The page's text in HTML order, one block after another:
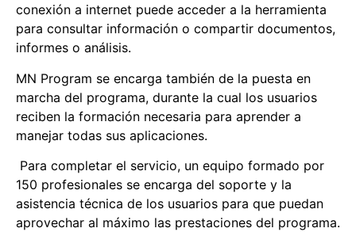
conexión a internet puede acceder a la herramienta
para consultar información o compartir documentos,
informes o análisis.
MN Program se encarga también de la puesta en
marcha del programa, durante la cual los usuarios
reciben la formación necesaria para aprender a
manejar todas sus aplicaciones.
Para completar el servicio, un equipo formado por
150 profesionales se encarga del soporte y la
asistencia técnica de los usuarios para que puedan
aprovechar al máximo las prestaciones del programa.